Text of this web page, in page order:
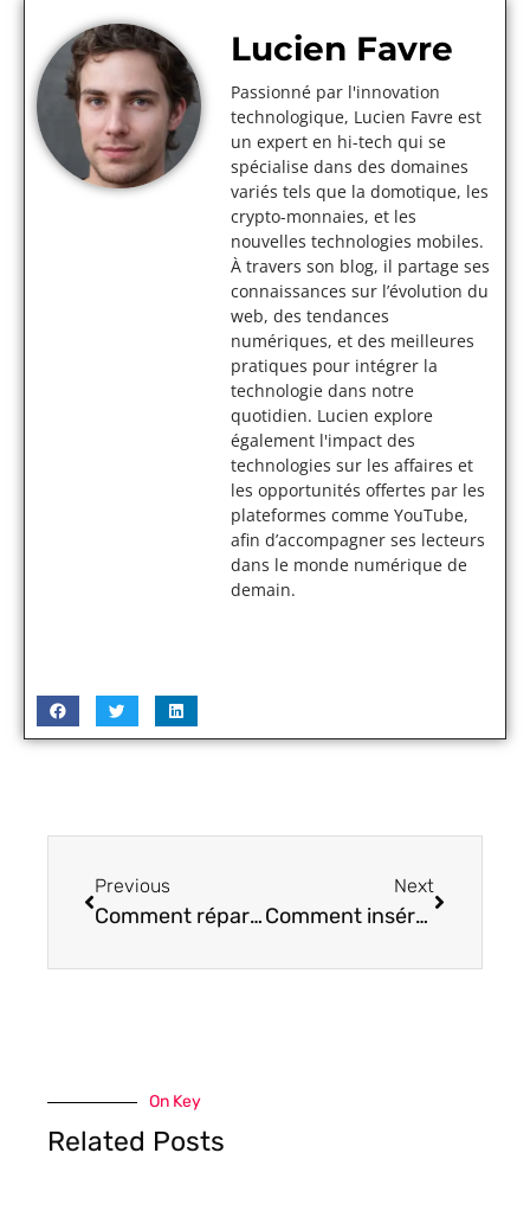
Lucien Favre
Passionné par l'innovation
technologique, Lucien Favre est
un expert en hi-tech qui se
spécialise dans des domaines
variés tels que la domotique, les
crypto-monnaies, et les
nouvelles technologies mobiles.
À travers son blog, il partage ses
connaissances sur l’évolution du
web, des tendances
numériques, et des meilleures
pratiques pour intégrer la
technologie dans notre
quotidien. Lucien explore
également l'impact des
technologies sur les affaires et
les opportunités offertes par les
plateformes comme YouTube,
afin d’accompagner ses lecteurs
dans le monde numérique de
demain.
Previous
Comment réparer la protection Web en temps réel de Malwarebytes qui ne s’active pas
Next
Comment insérer une image dans un courriel (Outlook 365)
On Key
Related Posts